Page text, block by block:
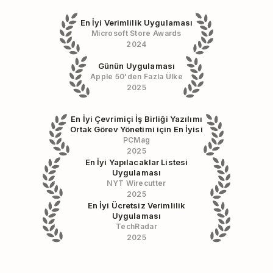
En İyi Verimlilik Uygulaması
Microsoft Store Awards
2024
Günün Uygulaması
Apple 50'den Fazla Ülke
2025
En İyi Çevrimiçi İş Birliği Yazılımı
Ortak Görev Yönetimi için En İyisi
PCMag
2025
En İyi Yapılacaklar Listesi
Uygulaması
NYT Wirecutter
2025
En İyi Ücretsiz Verimlilik
Uygulaması
TechRadar
2025